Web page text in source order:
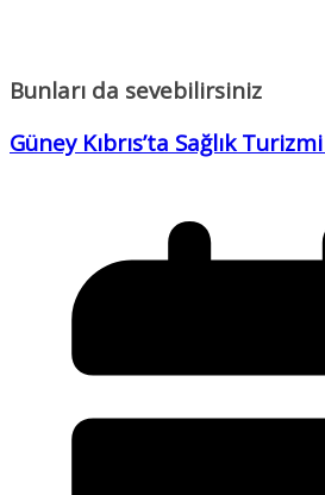
Bunları da sevebilirsiniz
Güney Kıbrıs’ta Sağlık